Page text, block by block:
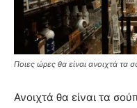
Ποιες ώρες θα είναι ανοιχτά τα
Ανοιχτά θα είναι τα